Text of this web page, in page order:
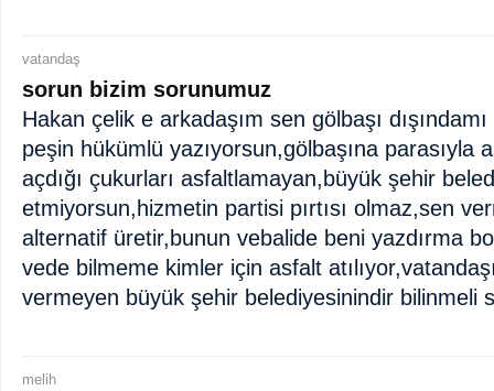
vatandaş
sorun bizim sorunumuz
Hakan çelik e arkadaşım sen gölbaşı
peşin hükümlü yazıyorsun,gölbaşına parasıyla
açdığı çukurları asfaltlamayan,büyük şehir
etmiyorsun,hizmetin partisi pırtısı olmaz,sen
alternatif üretir,bunun vebalide beni yazdırma
vede bilmeme kimler için asfalt
vermeyen büyük şehir belediyesinindir bilinmeli
melih